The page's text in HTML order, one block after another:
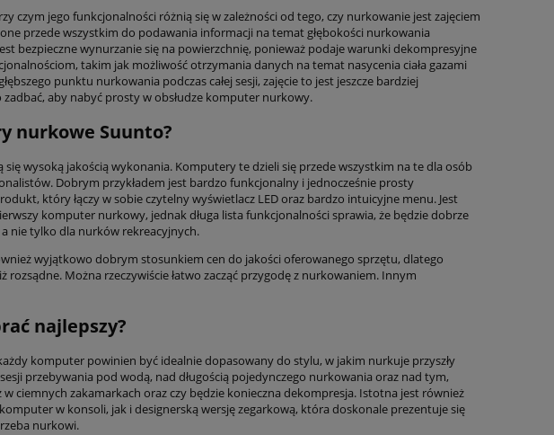
Mares Quad Ci
1 802,00 zł
2 120,00 zł
Komputer Mares Sirius
1 802,00 zł
czym jego funkcjonalności różnią się w zależności od tego, czy nurkowanie jest zajęciem
przede wszystkim do podawania informacji na temat głębokości nurkowania
bezpieczne wynurzanie się na powierzchnię, ponieważ podaje warunki dekompresyjne
takim jak możliwość otrzymania danych na temat nasycenia ciała gazami
punktu nurkowania podczas całej sesji, zajęcie to jest jeszcze bardziej
aby nabyć prosty w obsłudze komputer nurkowy.
nurkowe Suunto?
wysoką jakością wykonania. Komputery te dzieli się przede wszystkim na te dla osób
Dobrym przykładem jest bardzo funkcjonalny i jednocześnie prosty
który łączy w sobie czytelny wyświetlacz LED oraz bardzo intuicyjne menu. Jest
komputer nurkowy, jednak długa lista funkcjonalności sprawia, że będzie dobrze
nie tylko dla nurków rekreacyjnych.
wyjątkowo dobrym stosunkiem cen do jakości oferowanego sprzętu, dlatego
Można rzeczywiście łatwo zacząć przygodę z nurkowaniem. Innym
najlepszy?
komputer powinien być idealnie dopasowany do stylu, w jakim nurkuje przyszły
przebywania pod wodą, nad długością pojedynczego nurkowania oraz nad tym,
ciemnych zakamarkach oraz czy będzie konieczna dekompresja. Istotna jest również
w konsoli, jak i designerską wersję zegarkową, która doskonale prezentuje się
nurkowi.